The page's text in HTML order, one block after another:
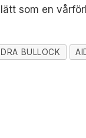
som en
BULLOCK